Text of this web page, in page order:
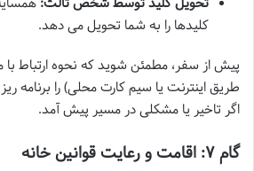
کلیدها را به شما تحویل می دهد.
پیش از سفر، مطمئن شوید که نحوه ارتباط با
طریق اینترنت یا سیم کارت محلی) را برنامه
اگر تاخیر یا مشکلی در مسیر پیش آمد.
گام ۷: اقامت و رعایت قوانین خانه